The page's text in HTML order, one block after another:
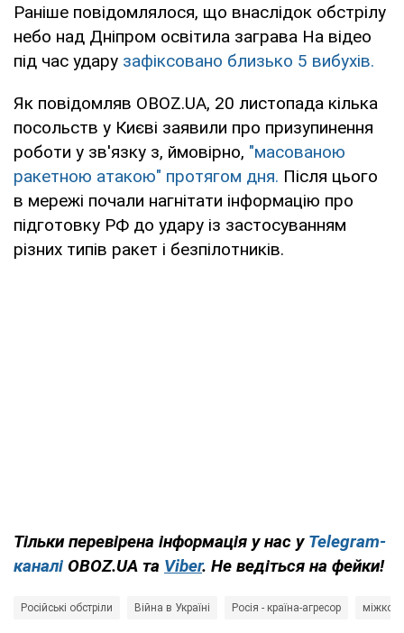
Раніше повідомлялося, що внаслідок обстрілу
небо над Дніпром освітила заграва На відео
під час удару зафіксовано близько 5 вибухів.
Як повідомляв OBOZ.UA, 20 листопада кілька
посольств у Києві заявили про призупинення
роботи у зв'язку з, ймовірно, "масованою
ракетною атакою" протягом дня. Після цього
в мережі почали нагнітати інформацію про
підготовку РФ до удару із застосуванням
різних типів ракет і безпілотників.
Тільки перевірена інформація у нас у Telegram-
каналі OBOZ.UA та Viber. Не ведіться на фейки!
Російські обстріли Війна в Україні Росія - країна-агресор